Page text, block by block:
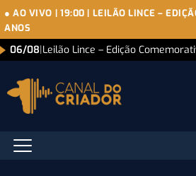
● AO VIVO | 19:00 | LEILÃO LINCE –
ANOS
06/08|Leilão Lince – Edição